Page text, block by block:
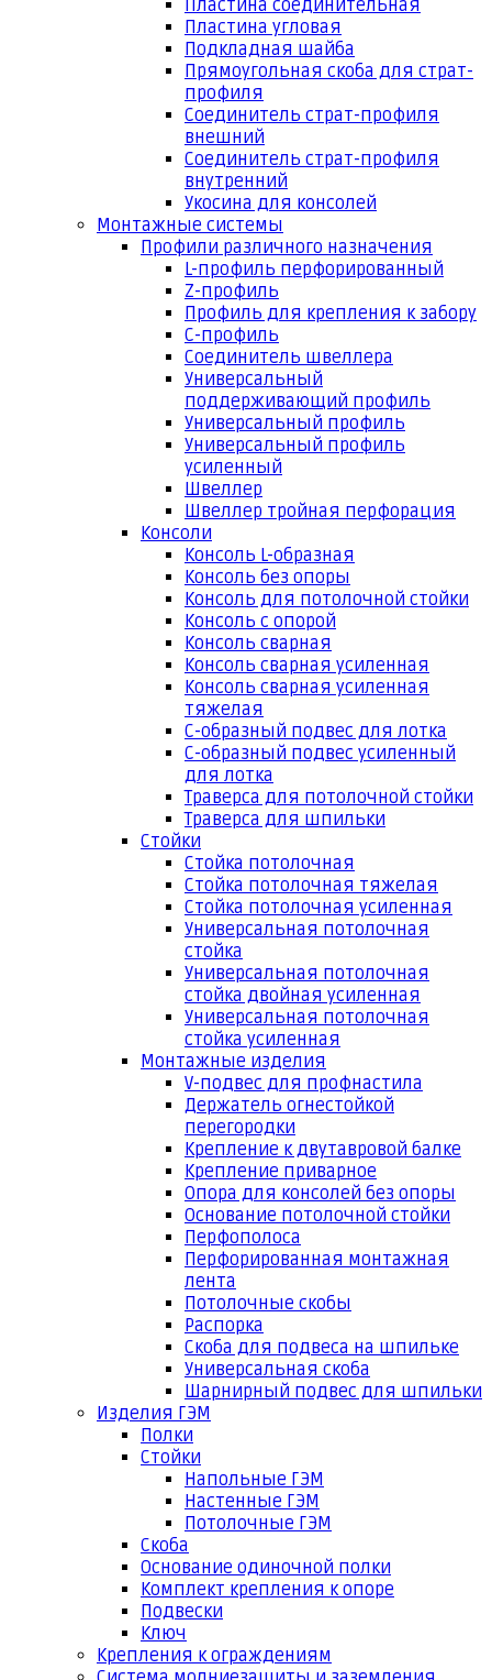
Пластина соединительная
Пластина угловая
Подкладная шайба
Прямоугольная скоба для страт-
профиля
Соединитель страт-профиля
внешний
Соединитель страт-профиля
внутренний
Укосина для консолей
Монтажные системы
Профили различного назначения
L-профиль перфорированный
Z-профиль
Профиль для крепления к забору
С-профиль
Соединитель швеллера
Универсальный
поддерживающий профиль
Универсальный профиль
Универсальный профиль
усиленный
Швеллер
Швеллер тройная перфорация
Консоли
Консоль L-образная
Консоль без опоры
Консоль для потолочной стойки
Консоль с опорой
Консоль сварная
Консоль сварная усиленная
Консоль сварная усиленная
тяжелая
С-образный подвес для лотка
С-образный подвес усиленный
для лотка
Траверса для потолочной стойки
Траверса для шпильки
Стойки
Стойка потолочная
Стойка потолочная тяжелая
Стойка потолочная усиленная
Универсальная потолочная
стойка
Универсальная потолочная
стойка двойная усиленная
Универсальная потолочная
стойка усиленная
Монтажные изделия
V-подвес для профнастила
Держатель огнестойкой
перегородки
Крепление к двутавровой балке
Крепление приварное
Опора для консолей без опоры
Основание потолочной стойки
Перфополоса
Перфорированная монтажная
лента
Потолочные скобы
Распорка
Скоба для подвеса на шпильке
Универсальная скоба
Шарнирный подвес для шпильки
Изделия ГЭМ
Полки
Стойки
Напольные ГЭМ
Настенные ГЭМ
Потолочные ГЭМ
Скоба
Основание одиночной полки
Комплект крепления к опоре
Подвески
Ключ
Крепления к ограждениям